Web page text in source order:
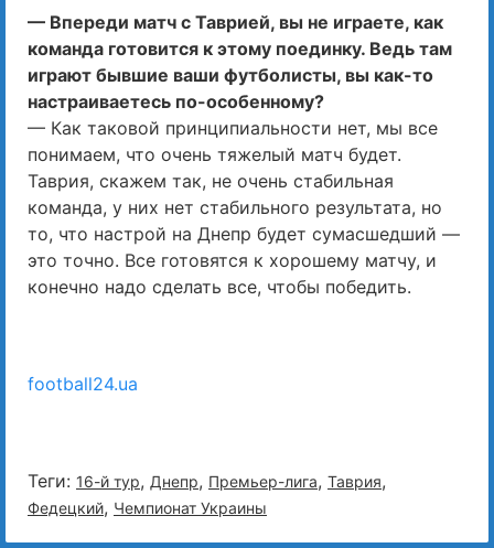
— Впереди матч с Таврией, вы не играете, как
команда готовится к этому поединку. Ведь там
играют бывшие ваши футболисты, вы как-то
настраиваетесь по-особенному?
— Как таковой принципиальности нет, мы все
понимаем, что очень тяжелый матч будет.
Таврия, скажем так, не очень стабильная
команда, у них нет стабильного результата, но
то, что настрой на Днепр будет сумасшедший —
это точно. Все готовятся к хорошему матчу, и
конечно надо сделать все, чтобы победить.
football24.ua
Теги: 16-й тур, Днепр, Премьер-лига, Таврия,
Федецкий, Чемпионат Украины